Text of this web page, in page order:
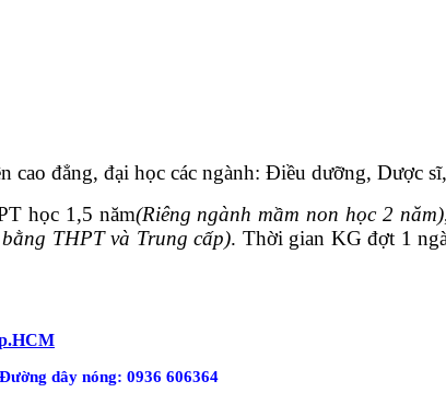
cao đẳng, đại học các ngành: Điều dưỡng, Dược
học 1,5 năm(Riêng ngành mầm non học 2 năm)
THPT và Trung cấp). Thời gian KG đợt 1
dây nóng: 0936 606364